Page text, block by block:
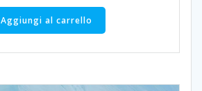
Aggiungi al carrello